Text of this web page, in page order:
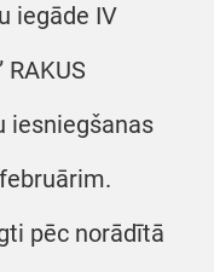
iegāde IV
iesniegšanas
pēc norādītā